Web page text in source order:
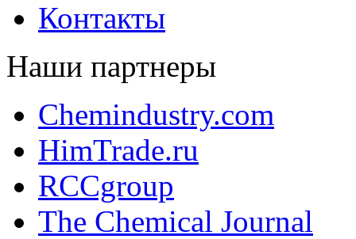
Контакты
Наши партнеры
Chemindustry.com
HimTrade.ru
RCCgroup
The Chemical Journal